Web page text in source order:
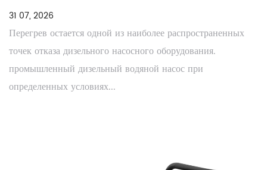
31 07, 2026
Перегрев остается одной из наиболее распространенных
точек отказа дизельного насосного оборудования.
промышленный дизельный водяной насос при
определенных условиях...